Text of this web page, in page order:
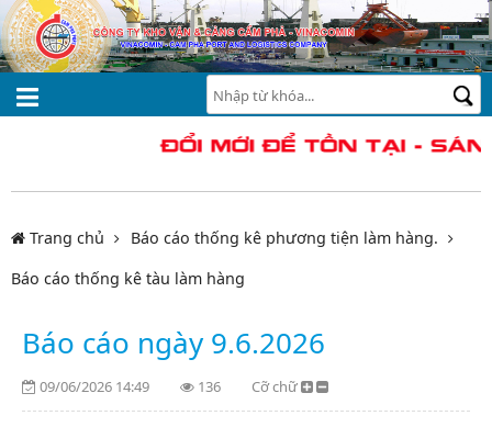
Trang chủ
Báo cáo thống kê phương tiện làm hàng.
Báo cáo thống kê tàu làm hàng
Báo cáo ngày 9.6.2026
09/06/2026 14:49 136 Cỡ chữ